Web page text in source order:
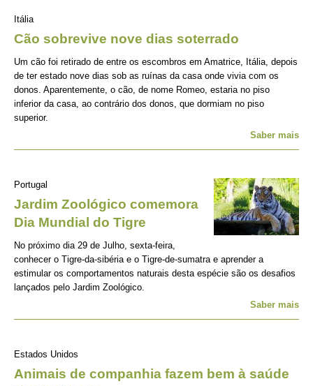
Itália
Cão sobrevive nove dias soterrado
Um cão foi retirado de entre os escombros em Amatrice, Itália, depois
de ter estado nove dias sob as ruínas da casa onde vivia com os
donos. Aparentemente, o cão, de nome Romeo, estaria no piso
inferior da casa, ao contrário dos donos, que dormiam no piso
superior.
Saber mais
Portugal
Jardim Zoológico comemora
Dia Mundial do Tigre
No próximo dia 29 de Julho, sexta-feira,
conhecer o Tigre-da-sibéria e o Tigre-de-sumatra e aprender a
estimular os comportamentos naturais desta espécie são os desafios
lançados pelo Jardim Zoológico.
Saber mais
Estados Unidos
Animais de companhia fazem bem à saúde